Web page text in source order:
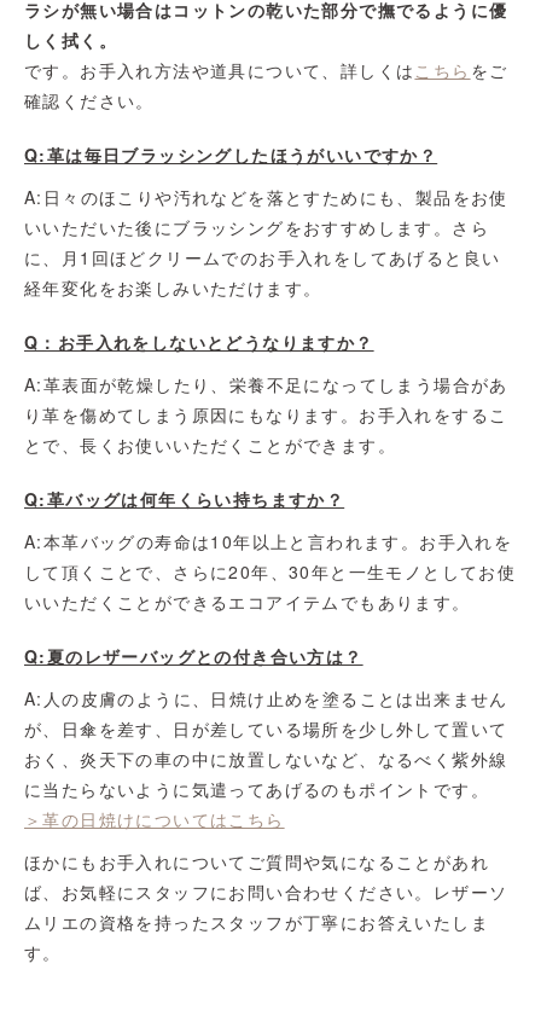
ラシが無い場合はコットンの乾いた部分で撫でるように優
しく拭く。
です。お手入れ方法や道具について、詳しくは こちら をご
確認ください。
Q:革は毎日ブラッシングしたほうがいいですか？
A:日々のほこりや汚れなどを落とすためにも、製品をお使
いいただいた後にブラッシングをおすすめします。さら
に、月1回ほどクリームでのお手入れをしてあげると良い
経年変化をお楽しみいただけます。
Q：お手入れをしないとどうなりますか？
A:革表面が乾燥したり、栄養不足になってしまう場合があ
り革を傷めてしまう原因にもなります。お手入れをするこ
とで、長くお使いいただくことができます。
Q:革バッグは何年くらい持ちますか？
A:本革バッグの寿命は10年以上と言われます。お手入れを
して頂くことで、さらに20年、30年と一生モノとしてお使
いいただくことができるエコアイテムでもあります。
Q:夏のレザーバッグとの付き合い方は？
A:人の皮膚のように、日焼け止めを塗ることは出来ません
が、日傘を差す、日が差している場所を少し外して置いて
おく、炎天下の車の中に放置しないなど、なるべく紫外線
に当たらないように気遣ってあげるのもポイントです。
＞革の日焼けについてはこちら
ほかにもお手入れについてご質問や気になることがあれ
ば、お気軽にスタッフにお問い合わせください。レザーソ
ムリエの資格を持ったスタッフが丁寧にお答えいたしま
す。